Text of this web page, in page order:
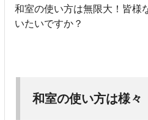
和室の使い方は無限大！皆様
いたいですか？
和室の使い方は様々